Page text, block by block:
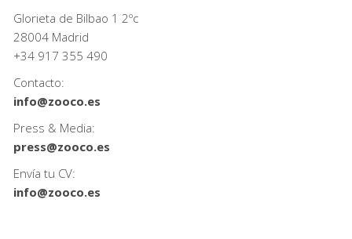
Glorieta de Bilbao 1 2ºc
28004 Madrid
+34 917 355 490
Contacto:
info@zooco.es
Press & Media:
press@zooco.es
Envía tu CV:
info@zooco.es